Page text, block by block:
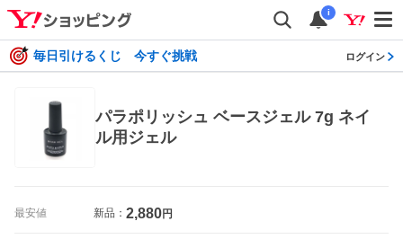
i
毎日引けるくじ 今すぐ挑戦 ログイン
パラポリッシュ ベースジェル 7g ネイ
ル用ジェル
最安値 新品： 2,880円